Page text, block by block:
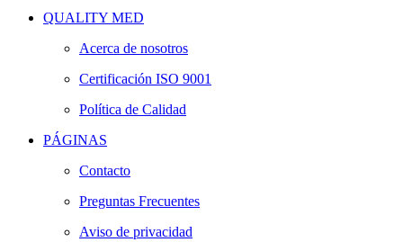
QUALITY MED
Acerca de nosotros
Certificación ISO 9001
Política de Calidad
PÁGINAS
Contacto
Preguntas Frecuentes
Aviso de privacidad